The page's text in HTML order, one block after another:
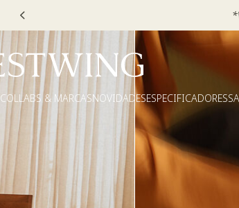
Escolha seu
COLLABS & MARCASNOVIDADESESPECIFICADORES